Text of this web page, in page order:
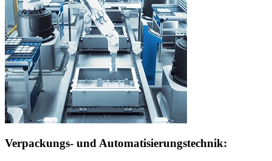
Verpackungs- und Automatisierungstechnik: